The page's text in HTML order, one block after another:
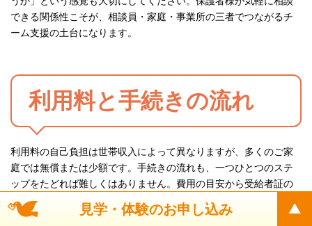
できる関係性こそが、相談員・家庭・事業所の三者でつながるチ
ーム支援の土台になります。
利用料と手続きの流れ
利用料の自己負担は世帯収入によって異なりますが、多くのご家
庭では無償または少額です。手続きの流れも、一つひとつのステ
ップをたどれば難しくはありません。費用の目安から受給者証の
取得まで、迷わず動き出せるよう整理します。
見学・体験のお申し込み